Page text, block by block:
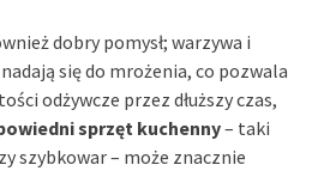
dobry pomysł; warzywa i
się do mrożenia, co pozwala
odżywcze przez dłuższy czas,
sprzęt kuchenny– taki
szybkowar – może znacznie